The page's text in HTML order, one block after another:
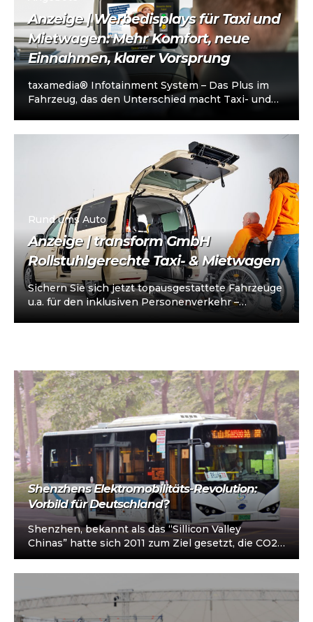
Anzeige | Werbedisplays für Taxi und
Mietwagen: Mehr Komfort, neue
Einnahmen, klarer Vorsprung
taxamedia® Infotainment System – Das Plus im
Fahrzeug, das den Unterschied macht Taxi- und
Rund ums Auto
Anzeige | transform GmbH
Rollstuhlgerechte Taxi- & Mietwagen
Sichern Sie sich jetzt topausgestattete Fahrzeuge
u.a. für den inklusiven Personenverkehr –
Shenzhens Elektromobilitäts-Revolution:
Vorbild für Deutschland?
Shenzhen, bekannt als das “Sillicon Valley
Chinas” hatte sich 2011 zum Ziel gesetzt, die CO2-
Emissionen bis 2020 um 40-45% zu…